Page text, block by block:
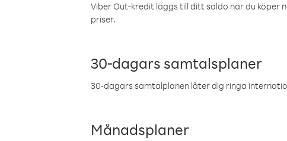
Viber Out-kredit läggs till ditt saldo när du köper
priser.
30-dagars samtalsplaner
30-dagars samtalplanen låter dig ringa
Månadsplaner